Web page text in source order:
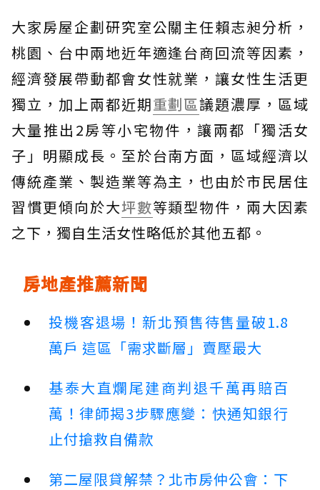
大家房屋企劃研究室公關主任賴志昶分析，
桃園、台中兩地近年適逢台商回流等因素，
經濟發展帶動都會女性就業，讓女性生活更
獨立，加上兩都近期重劃區議題濃厚，區域
大量推出2房等小宅物件，讓兩都「獨活女
子」明顯成長。至於台南方面，區域經濟以
傳統產業、製造業等為主，也由於市民居住
習慣更傾向於大坪數等類型物件，兩大因素
之下，獨自生活女性略低於其他五都。
房地產推薦新聞
投機客退場！新北預售待售量破1.8
萬戶 這區「需求斷層」賣壓最大
基泰大直爛尾建商判退千萬再賠百
萬！律師揭3步驟應變：快通知銀行
止付搶救自備款
第二屋限貸解禁？北市房仲公會：下